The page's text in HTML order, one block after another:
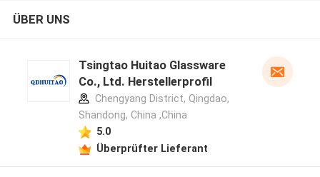
ÜBER UNS
Tsingtao Huitao Glassware
Co., Ltd. Herstellerprofil
Chengyang District, Qingdao,
Shandong, China ,China
5.0
Überprüfter Lieferant